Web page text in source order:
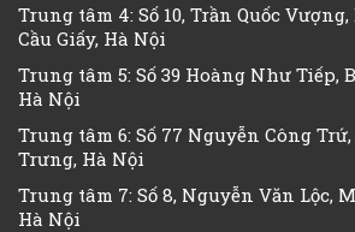
Trung tâm 4: Số 10, Trần Quốc
Cầu Giấy, Hà Nội
Trung tâm 5: Số 39 Hoàng Như Tiếp,
Hà Nội
Trung tâm 6: Số 77 Nguyễn Công
Trưng, Hà Nội
Trung tâm 7: Số 8, Nguyễn Văn Lộc,
Hà Nội